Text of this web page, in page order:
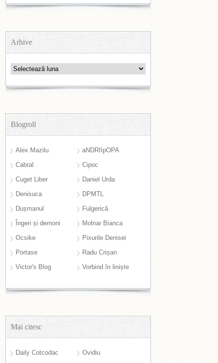
Arhive
Arhive
Blogroll
Alex Mazilu
aNDRIIpOPA
Cabral
Cipoc
Cuget Liber
Daniel Urda
Denisuca
DPMTL
Dușmanul
Fulgerică
Îngeri și demoni
Molnar Bianca
Ocsike
Pixurile Denisei
Portase
Radu Crișan
Victor's Blog
Vorbind în liniște
Mai citesc
Daily Cotcodac
Ovidiu